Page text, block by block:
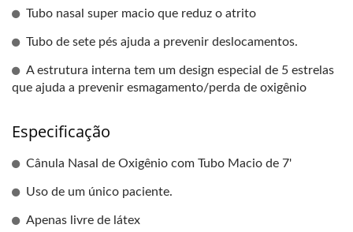
Tubo nasal super macio que reduz o atrito
Tubo de sete pés ajuda a prevenir deslocamentos.
A estrutura interna tem um design especial de 5 estrelas
que ajuda a prevenir esmagamento/perda de oxigênio
Especificação
Cânula Nasal de Oxigênio com Tubo Macio de 7'
Uso de um único paciente.
Apenas livre de látex